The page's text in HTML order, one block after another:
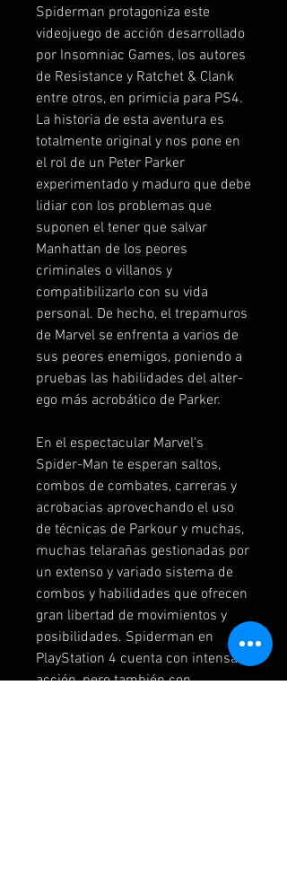
Spiderman protagoniza este
videojuego de acción desarrollado
por Insomniac Games, los autores
de Resistance y Ratchet & Clank
entre otros, en primicia para PS4.
La historia de esta aventura es
totalmente original y nos pone en
el rol de un Peter Parker
experimentado y maduro que debe
lidiar con los problemas que
suponen el tener que salvar
Manhattan de los peores
criminales o villanos y
compatibilizarlo con su vida
personal. De hecho, el trepamuros
de Marvel se enfrenta a varios de
sus peores enemigos, poniendo a
pruebas las habilidades del alter-
ego más acrobático de Parker.
En el espectacular Marvel's
Spider-Man te esperan saltos,
combos de combates, carreras y
acrobacias aprovechando el uso
de técnicas de Parkour y muchas,
muchas telarañas gestionadas por
un extenso y variado sistema de
combos y habilidades que ofrecen
gran libertad de movimientos y
posibilidades. Spiderman en
PlayStation 4 cuenta con intensa
acción, pero también con